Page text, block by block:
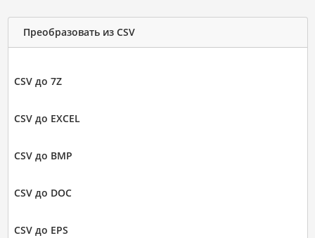
Преобразовать из CSV
CSV до 7Z
CSV до EXCEL
CSV до BMP
CSV до DOC
CSV до EPS